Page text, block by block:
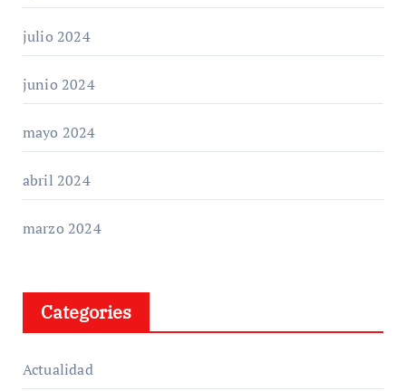
julio 2024
junio 2024
mayo 2024
abril 2024
marzo 2024
Categories
Actualidad